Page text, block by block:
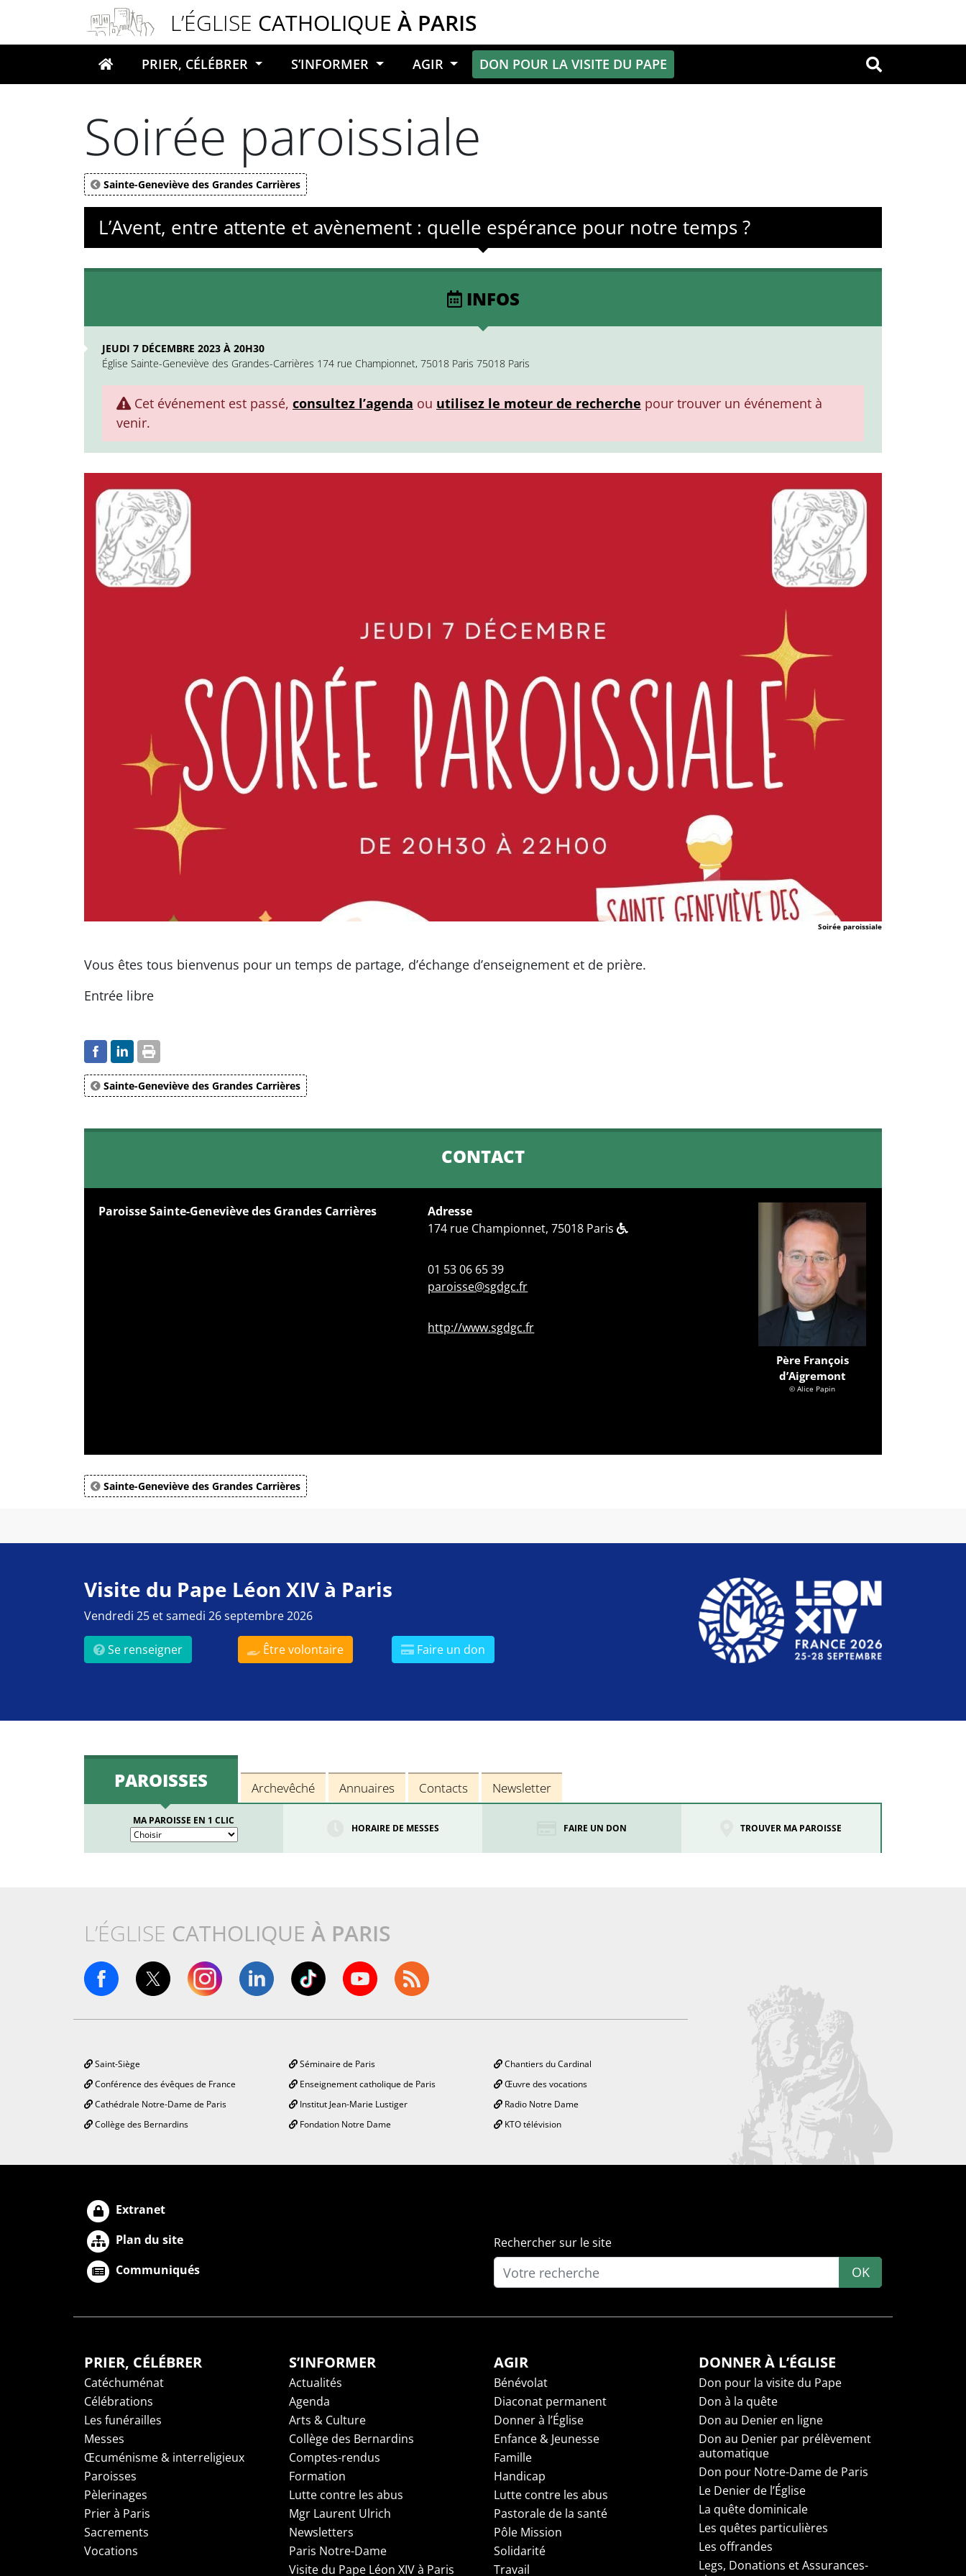
L’ÉGLISE CATHOLIQUE À PARIS
Votre recherche OK
PRIER, CÉLÉBRER S’INFORMER AGIR DON POUR LA VISITE DU PAPE
Soirée paroissiale
Sainte-Geneviève des Grandes Carrières
L’Avent, entre attente et avènement : quelle espérance pour notre temps ?
INFOS
JEUDI 7 DÉCEMBRE 2023 À 20H30
Église Sainte-Geneviève des Grandes-Carrières 174 rue Championnet, 75018 Paris 75018 Paris
Cet événement est passé, consultez l’agenda ou utilisez le moteur de recherche pour trouver un événement à
venir.
Soirée paroissiale
Vous êtes tous bienvenus pour un temps de partage, d’échange d’enseignement et de prière.
Entrée libre
Sainte-Geneviève des Grandes Carrières
CONTACT
Paroisse Sainte-Geneviève des Grandes Carrières
Adresse
174 rue Championnet, 75018 Paris
01 53 06 65 39
paroisse@sgdgc.fr
http://www.sgdgc.fr
Père François
d’Aigremont
© Alice Papin
Sainte-Geneviève des Grandes Carrières
Visite du Pape Léon XIV à Paris
Vendredi 25 et samedi 26 septembre 2026
Se renseigner Être volontaire Faire un don
PAROISSES Archevêché Annuaires Contacts Newsletter
MA PAROISSE EN 1 CLIC
HORAIRE DE MESSES FAIRE UN DON TROUVER MA PAROISSE
L’ÉGLISE CATHOLIQUE À PARIS
Saint-Siège
Conférence des évêques de France
Cathédrale Notre-Dame de Paris
Collège des Bernardins
Séminaire de Paris
Enseignement catholique de Paris
Institut Jean-Marie Lustiger
Fondation Notre Dame
Chantiers du Cardinal
Œuvre des vocations
Radio Notre Dame
KTO télévision
Extranet
Plan du site
Communiqués
Rechercher sur le site
OK
PRIER, CÉLÉBRER
Catéchuménat
Célébrations
Les funérailles
Messes
Œcuménisme & interreligieux
Paroisses
Pèlerinages
Prier à Paris
Sacrements
Vocations
S’INFORMER
Actualités
Agenda
Arts & Culture
Collège des Bernardins
Comptes-rendus
Formation
Lutte contre les abus
Mgr Laurent Ulrich
Newsletters
Paris Notre-Dame
Visite du Pape Léon XIV à Paris
AGIR
Bénévolat
Diaconat permanent
Donner à l’Église
Enfance & Jeunesse
Famille
Handicap
Lutte contre les abus
Pastorale de la santé
Pôle Mission
Solidarité
Travail
DONNER À L’ÉGLISE
Don pour la visite du Pape
Don à la quête
Don au Denier en ligne
Don au Denier par prélèvement
automatique
Don pour Notre-Dame de Paris
Le Denier de l’Église
La quête dominicale
Les quêtes particulières
Les offrandes
Legs, Donations et Assurances-
Panneau de gestion des cookies